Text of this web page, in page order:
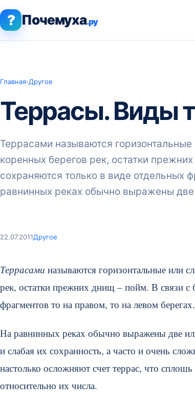
? Почемуха.ру
Главная›Другое
Террасы. Виды
Террасами называются
коренных берегов рек, остатки
сохраняются только в виде отдельных
равнинных реках обычно выражены две
22.07.2011Другое
Террасами называются горизонтальные или
рек, остатки прежних днищ – пойм. В связи с
фрагментов то на правом, то на левом берегах.
На равнинных реках обычно выражены две
и слабая их сохранность, а часто и очень
настолько осложняют счет террас, что
относительно их числа.